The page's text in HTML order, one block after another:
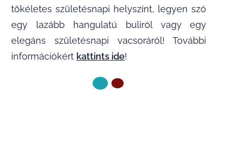
tökéletes születésnapi helyszínt, legyen szó
egy lazább hangulatú buliról vagy egy
elegáns születésnapi vacsoráról! További
információkért kattints ide!